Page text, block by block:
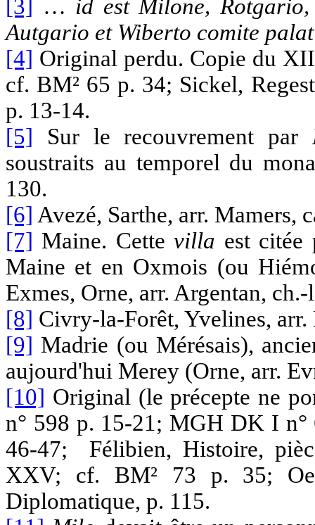
[3] … id est Milone,
Autgario et Wiberto comite
[4] Original perdu. Copie du
cf. BM² 65 p. 34; Sickel,
p. 13-14.
[5] Sur le recouvrement par
soustraits au temporel du
130.
[6] Avezé, Sarthe, arr. Mamers,
[7] Maine. Cettevilla est citée
Maine et en Oxmois (ou
Exmes, Orne, arr. Argentan,
[8] Civry-la-Forêt, Yvelines,
[9] Madrie (ou Mérésais),
aujourd'hui Merey (Orne, arr.
[10] Original (le précepte ne
n° 598 p. 15-21; MGH DK I n°
46-47; Félibien, Histoire,
XXV; cf. BM² 73 p. 35;
Diplomatique, p. 115.